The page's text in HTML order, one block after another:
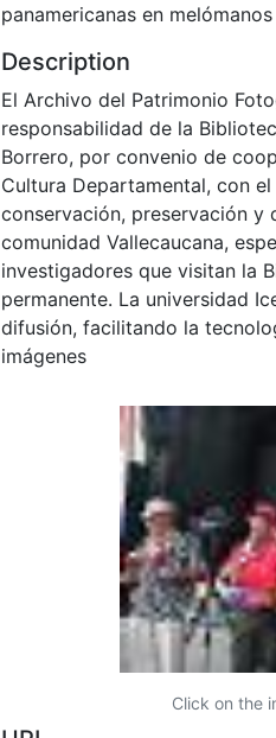
panamericanas en
Description
El Archivo del Patrimonio
responsabilidad de la
Borrero, por convenio de
Cultura Departamental, con
conservación, preservación y
comunidad Vallecaucana,
investigadores que visitan la
permanente. La universidad
difusión, facilitando la
imágenes
Click on the